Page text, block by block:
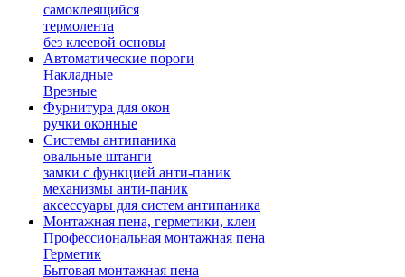
самоклеящийся
термолента
без клеевой основы
Автоматические пороги
Накладные
Врезные
Фурнитура для окон
ручки оконные
Системы антипаника
овальные штанги
замки с функцией анти-паник
механизмы анти-паник
аксессуары для систем антипаника
Монтажная пена, герметики, клеи
Профессиональная монтажная пена
Герметик
Бытовая монтажная пена